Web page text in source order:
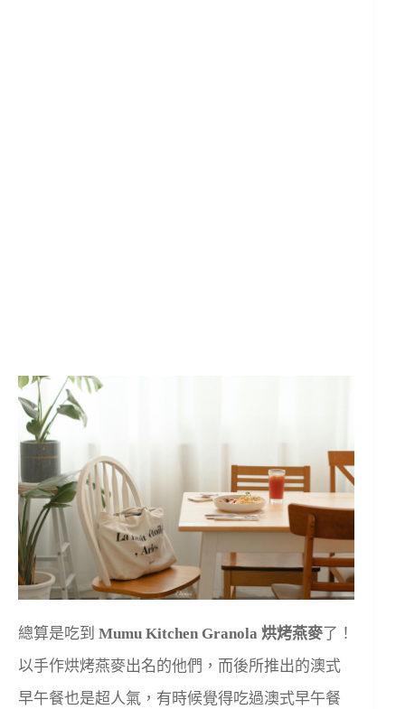
總算是吃到 Mumu Kitchen Granola 烘烤燕麥了！
以手作烘烤燕麥出名的他們，而後所推出的澳式
早午餐也是超人氣，有時候覺得吃過澳式早午餐